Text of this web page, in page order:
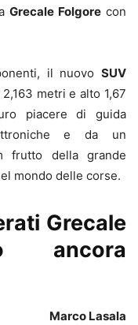
Grecale Folgore con
il nuovo SUV
metri e alto 1,67
piacere di guida
e da un
frutto della grande
mondo delle corse.
Grecale
Marco Lasala